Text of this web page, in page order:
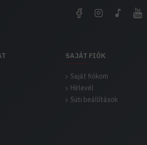
SAJÁT FIÓK
Saját fiókom
Hírlevél
Süti beállítások